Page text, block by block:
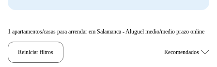
1 apartamentos/casas para arrendar em Salamanca - Aluguel medio/medio prazo online
Reiniciar filtros